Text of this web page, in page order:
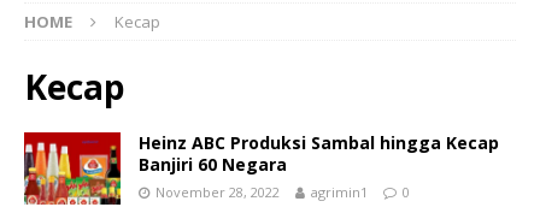
HOME Kecap
Kecap
Heinz ABC Produksi Sambal hingga Kecap
Banjiri 60 Negara
November 28, 2022 agrimin1 0